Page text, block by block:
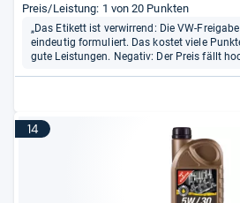
Preis/Leistung: 1 von 20 Punkten
„Das Etikett ist verwirrend: Die VW-
eindeutig formuliert. Das kostet viele
gute Leistungen. Negativ: Der Preis fällt
14